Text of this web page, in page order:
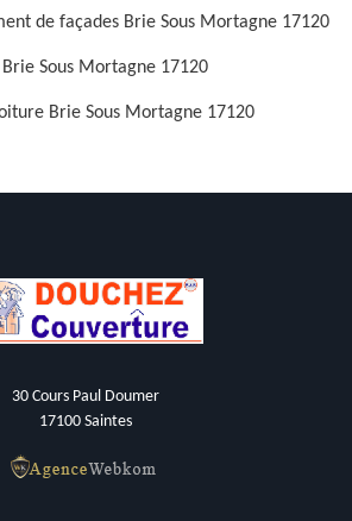
de façades Brie Sous Mortagne 17120
Brie Sous Mortagne 17120
Brie Sous Mortagne 17120
30 Cours Paul Doumer
17100 Saintes